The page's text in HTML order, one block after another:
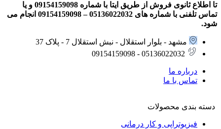
تا اطلاع ثانوی فروش از طریق ایتا با شماره 09154159098 و یا
تماس تلفنی با شماره های 05136022032 – 09154159098 انجام می
شود.
مشهد - بلوار استقلال - نبش استقلال 7 - پلاک 37
05136022032 - 09154159098
درباره ما
تماس با ما
دسته بندی محصولات
فیزیوتراپی و کار درمانی